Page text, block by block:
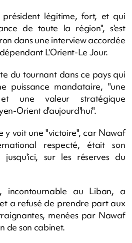
légitime, fort, et qui
de toute la région", s'est
dans une interview accordée
L'Orient-Le Jour.
du tournant dans ce pays qui
puissance mandataire, "une
une valeur stratégique
Orient d'aujourd'hui".
y voit une "victoire", car Nawaf
respecté, était son
sur les réserves du
incontournable au Liban, a
a refusé de prendre part aux
menées par Nawaf
de son cabinet.